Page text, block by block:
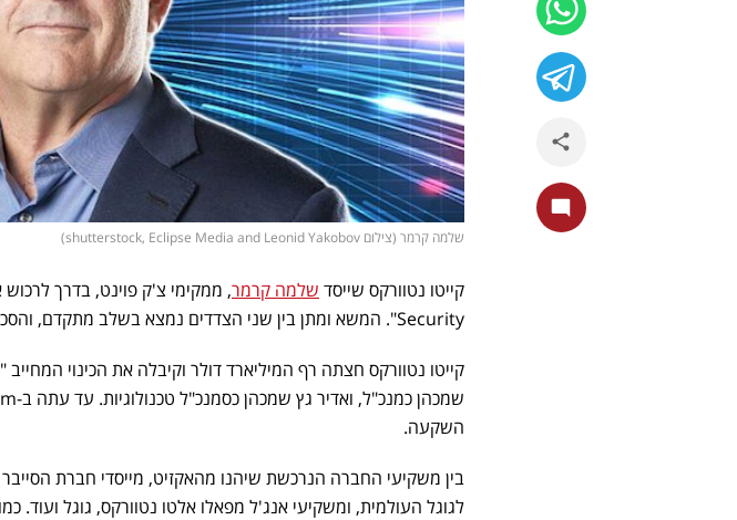
שלמה קרמר (צילום shutterstock, Eclipse Media and Leonid Yakobov)
קייטו נטוורקס שייסד שלמה קרמר
Security". המשא ומתן בין שני הצדדים נמצא בשלב מתקדם, והסכום שמדובר עליו הוא כ-350-400 מיליון דולר.
קייטו נטוורקס חצתה רף המיליארד דולר וקיבלה את הכינוי המחייב "
השקעה.